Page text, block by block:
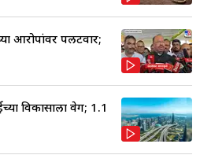
आरोपांवर पलटवार;
विकासाला वेग; 1.1